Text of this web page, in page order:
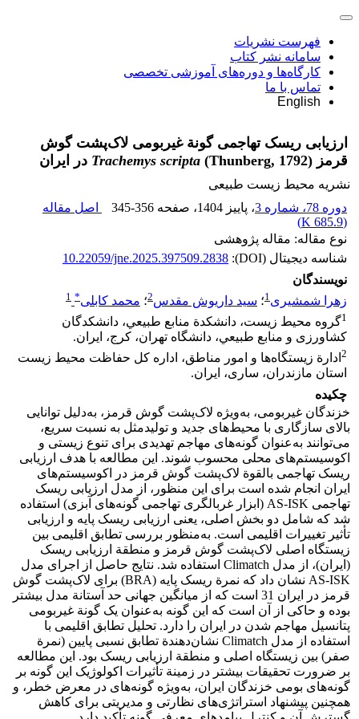
فهرست نشریات
سامانه نشر کتاب
کارگاه‌ها و دوره‌های آموزشی تخصصی
تماس با ما
English
ارزیابی ریسک تهاجمی گونة غیربومی لاک‌پشت گوش
قرمز (Thunberg, 1792)
Trachemys scripta در ایران
نشریه محیط زیست طبیعی
دوره 78، شماره 3
، پاییز 1404 ، صفحه 345-356
اصل مقاله
(
685.9 K
)
نوع مقاله: مقاله پژوهشی
شناسه دیجیتال (DOI):
10.22059/jne.2025.397509.2838
نویسندگان
زهرا شمشیری1؛ سید داریوش مقدس2؛ محمد کابلی*
1
1ﮔﺮوه ﻣﺤﻴﻂ زﻳﺴﺖ، داﻧﺸﻜﺪة ﻣﻨﺎﺑﻊ ﻃﺒﻴﻌﻲ، داﻧﺸﻜﺪﮔﺎن
ﻛﺸﺎورزی و ﻣﻨﺎﺑﻊ ﻃﺒﻴﻌﻲ، داﻧﺸﮕﺎه ﺗﻬﺮان، ﻛﺮج، اﻳﺮان.
2 ادارة زیستگاه‌ها و امور مناطق، اداره کل حفاظت محیط زیست
استان مازندران، ساری، ایران.
چکیده
خزندگان غیربومی، به‌ویژه لاک‌پشت گوش قرمز، به‌دلیل توانایی
بالای سازگاری با محیط‌های جدید و تولیدمثل به نسبت سریع،
می‌توانند به‌عنوان گونه‌های مهاجم تهدیدی برای تنوع زیستی و
اکوسیستم‌های محلی محسوب شوند. این مطالعه با هدف ارزیابی
ریسک تهاجمی بالقوة لاک‌پشت گوش قرمز در اکوسیستم‌های
ایران انجام شده است برای این منظور، از مدل ارزیابی ریسک
تهاجمی AS-ISK (ابزار غربالگری تهاجمی گونه‌های آبزی) استفاده
شد که شامل دو بخش اصلی، یعنی ارزیابی ریسک پایه و ارزیابی
تأثیر تغییرات اقلیمی است. به‌منظور بررسی تطابق اقلیمی بین
زیستگاه اصلی لاک‌پشت گوش قرمز و منطقة ارزیابی ریسک
(ایران)، از مدل Climatch استفاده شد. نتایج حاصل از اجرای مدل
AS-ISK نشان داد که نمرة ریسک پایه (BRA) برای لاک‌پشت گوش
قرمز
در ایران 31 است که از میانگین جهانی حد آستانة مدل بیشتر
بوده و حاکی از آن است که این گونه به‌عنوان یک گونة غیربومی
پتانسیل مهاجم شدن در ایران را دارد. تحلیل تطابق اقلیمی با
استفاده از مدل Climatch نشان‌دهندة تطابق نسبی پایین (نمرة
صفر) بین زیستگاه اصلی و منطقة ارزیابی ریسک بود. این مطالعه
بر ضرورت تحقیقات بیشتر در زمینة تأثیرات اکولوژیک این گونه بر
گونه‌های بومی خزندگان ایران، به‌ویژه گونه‌های در معرض خطر، و
همچنین پیشنهاد استراتژی‌های نظارتی و مدیریتی برای کاهش